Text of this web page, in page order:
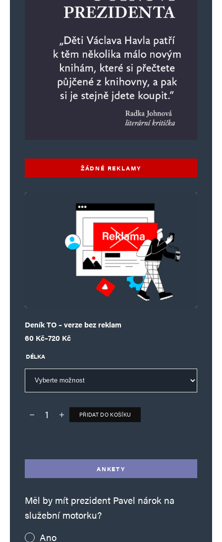
ŽÁDNÉ REKLAMY
Deník TO – verze bez reklam
60 Kč–720 Kč
Rozpětí cen: 60 Kč až 720 Kč
DÉLKA
Deník TO – verze bez reklam množství
PŘIDAT DO KOŠÍKU
ANKETY
Měl by mít prezident Pavel nárok na
služební motorku?
Ano